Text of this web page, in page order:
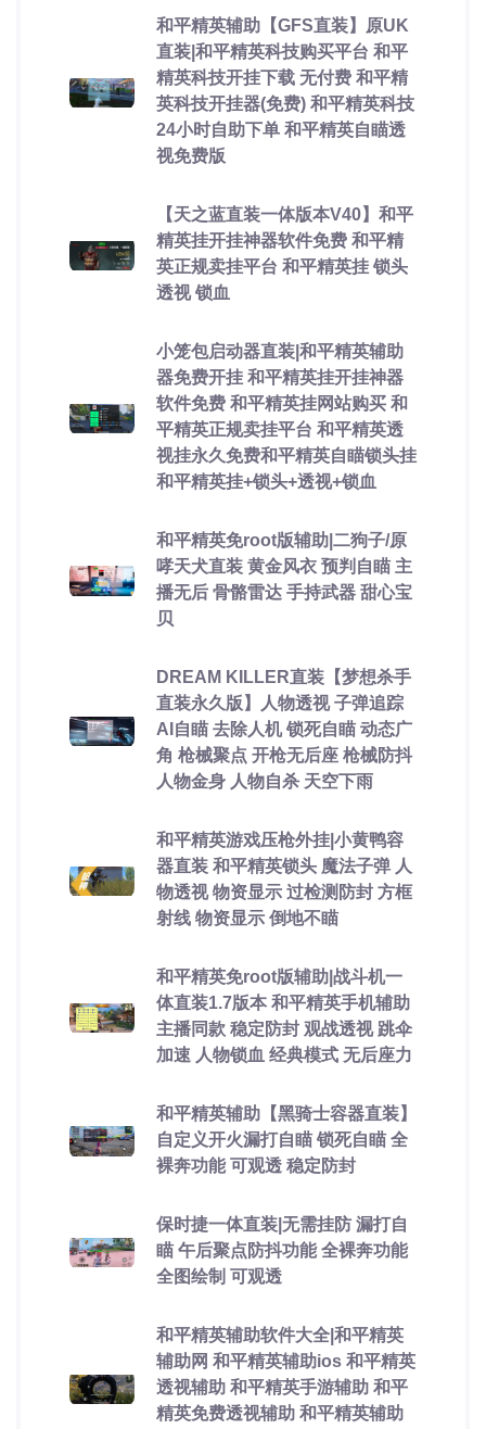
和平精英辅助【GFS直装】原UK
直装|和平精英科技购买平台 和平
精英科技开挂下载 无付费 和平精
英科技开挂器(免费) 和平精英科技
24小时自助下单 和平精英自瞄透
视免费版
【天之蓝直装一体版本V40】和平
精英挂开挂神器软件免费 和平精
英正规卖挂平台 和平精英挂 锁头
透视 锁血
小笼包启动器直装|和平精英辅助
器免费开挂 和平精英挂开挂神器
软件免费 和平精英挂网站购买 和
平精英正规卖挂平台 和平精英透
视挂永久免费和平精英自瞄锁头挂
和平精英挂+锁头+透视+锁血
和平精英免root版辅助|二狗子/原
哮天犬直装 黄金风衣 预判自瞄 主
播无后 骨骼雷达 手持武器 甜心宝
贝
DREAM KILLER直装【梦想杀手
直装永久版】人物透视 子弹追踪
AI自瞄 去除人机 锁死自瞄 动态广
角 枪械聚点 开枪无后座 枪械防抖
人物金身 人物自杀 天空下雨
和平精英游戏压枪外挂|小黄鸭容
器直装 和平精英锁头 魔法子弹 人
物透视 物资显示 过检测防封 方框
射线 物资显示 倒地不瞄
和平精英免root版辅助|战斗机一
体直装1.7版本 和平精英手机辅助
主播同款 稳定防封 观战透视 跳伞
加速 人物锁血 经典模式 无后座力
和平精英辅助【黑骑士容器直装】
自定义开火漏打自瞄 锁死自瞄 全
裸奔功能 可观透 稳定防封
保时捷一体直装|无需挂防 漏打自
瞄 午后聚点防抖功能 全裸奔功能
全图绘制 可观透
和平精英辅助软件大全|和平精英
辅助网 和平精英辅助ios 和平精英
透视辅助 和平精英手游辅助 和平
精英免费透视辅助 和平精英辅助